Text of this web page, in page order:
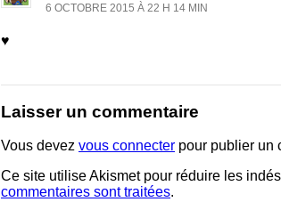
6 OCTOBRE 2015 À 22 H 14 MIN
♥
Laisser un commentaire
Vous devez vous connecter pour publier un
Ce site utilise Akismet pour réduire les
commentaires sont traitées.